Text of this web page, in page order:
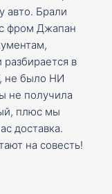
авто. Брали
фром Джапан
в
не было НИ
не получила
плюс мы
доставка.
на совесть!